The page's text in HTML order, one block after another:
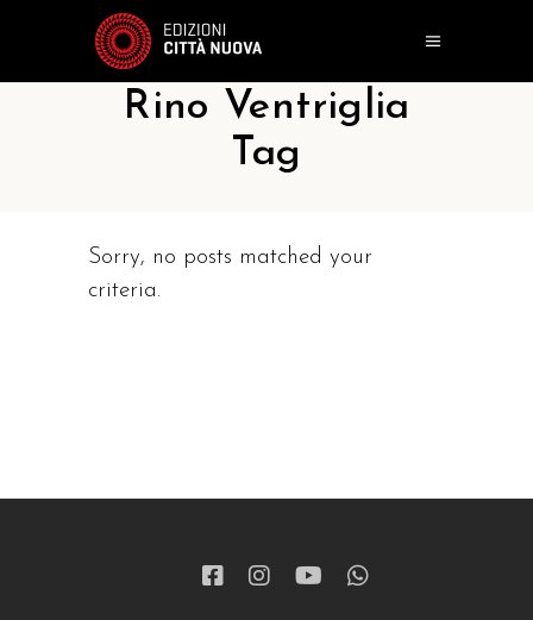
Rino Ventriglia
Tag
Sorry, no posts matched your
criteria.